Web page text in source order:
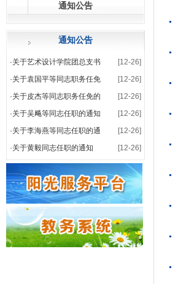
通知公告
通知公告
[12-26]
·关于艺术设计学院团总支书
[12-26]
·关于袁国平等同志职务任免
[12-26]
·关于皮杰等同志职务任免的
[12-26]
·关于吴飚等同志任职的通知
[12-26]
·关于李海燕等同志任职的通
[12-26]
·关于黄毅同志任职的通知